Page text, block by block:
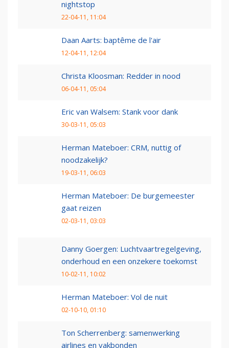
nightstop
22-04-11, 11:04
Daan Aarts: baptême de l'air
12-04-11, 12:04
Christa Kloosman: Redder in nood
06-04-11, 05:04
Eric van Walsem: Stank voor dank
30-03-11, 05:03
Herman Mateboer: CRM, nuttig of
noodzakelijk?
19-03-11, 06:03
Herman Mateboer: De burgemeester
gaat reizen
02-03-11, 03:03
Danny Goergen: Luchtvaartregelgeving,
onderhoud en een onzekere toekomst
10-02-11, 10:02
Herman Mateboer: Vol de nuit
02-10-10, 01:10
Ton Scherrenberg: samenwerking
airlines en vakbonden